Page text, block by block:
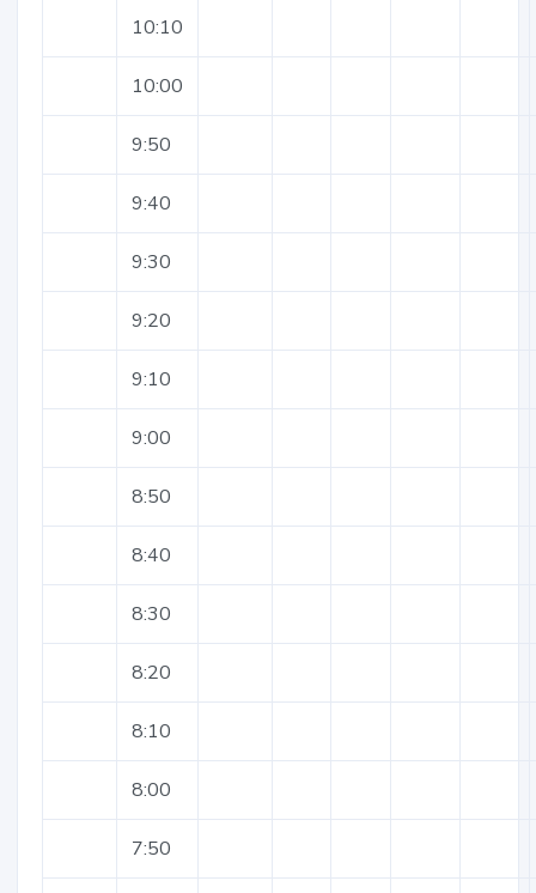
10:10
10:00
9:50
9:40
9:30
9:20
9:10
9:00
8:50
8:40
8:30
8:20
8:10
8:00
7:50